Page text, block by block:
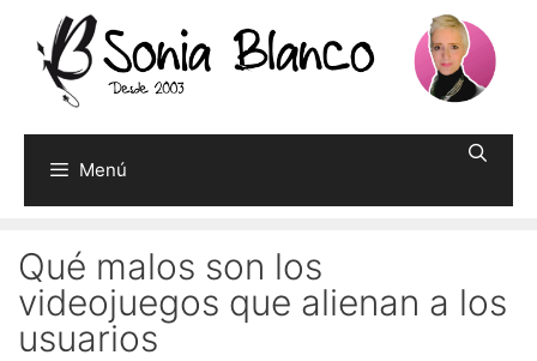
contenido
Menú
Qué malos son los
videojuegos que alienan a los
usuarios